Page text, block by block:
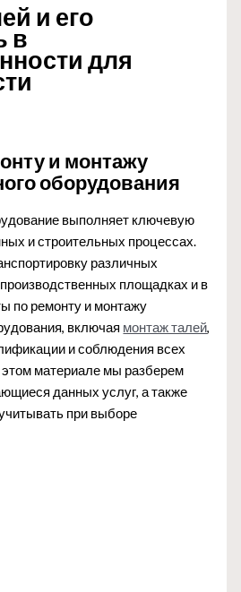
и его
в
для
и монтажу
оборудования
выполняет ключевую
и строительных процессах.
различных
площадках и в
по ремонту и монтажу
включая монтаж талей,
и соблюдения всех
материале мы разберем
данных услуг, а также
при выборе